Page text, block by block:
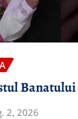
Banatului
2, 2026